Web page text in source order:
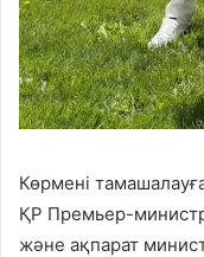
Көрмені
ҚР Премьер-
және ақпарат